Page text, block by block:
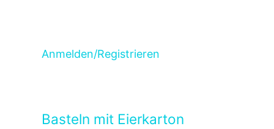
Anmelden/Registrieren
Basteln mit Eierkarton